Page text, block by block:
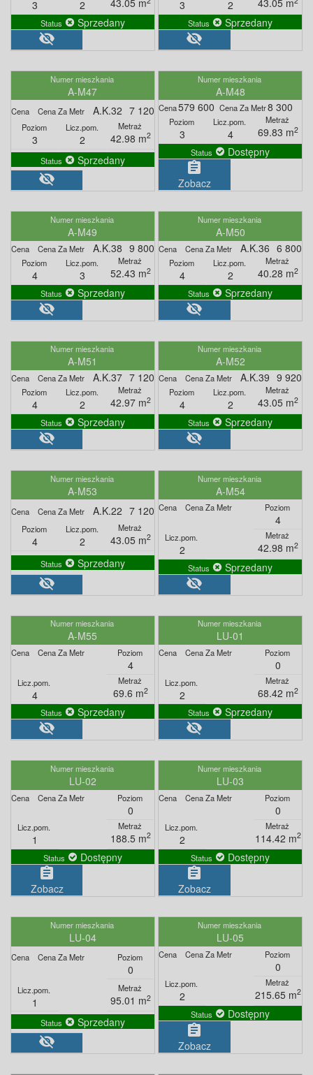
43.05 m
3 2
visibility_off
Sprzedany
43.05 m
3 2
visibility_off
Sprzedany
A-M47
42.98 m2
3 2
A.K.32 7 120
visibility_off
Sprzedany
A-M48
69.83 m2
579 600
8 300
3
4
assignment
Zobacz
Dostępny
A-M49
52.43 m2
4 3
A.K.38 9 800
visibility_off
Sprzedany
A-M50
40.28 m2
4 2
A.K.36 6 800
visibility_off
Sprzedany
A-M51
42.97 m2
4 2
A.K.37 7 120
visibility_off
Sprzedany
A-M52
43.05 m2
4 2
A.K.39 9 920
visibility_off
Sprzedany
A-M53
43.05 m2
4 2
A.K.22 7 120
visibility_off
Sprzedany
A-M54
42.98 m2
4
2
visibility_off
Sprzedany
A-M55
69.6 m2
4
4
visibility_off
Sprzedany
LU-01
68.42 m2
0
2
visibility_off
Sprzedany
LU-02
188.5 m2
0
1
assignment
Zobacz
Dostępny
LU-03
114.42 m2
0
2
assignment
Zobacz
Dostępny
LU-04
95.01 m2
0
1
visibility_off
Sprzedany
LU-05
215.65 m2
0
2
assignment
Zobacz
Dostępny